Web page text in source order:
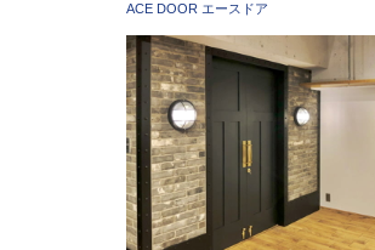
ACE DOOR エースドア